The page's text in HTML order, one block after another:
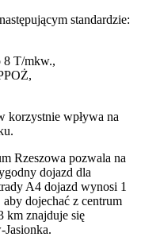
standardzie:
8 T/mkw.,
korzystnie wpływa na
Rzeszowa pozwala na
dojazd dla
A4 dojazd wynosi 1
aby dojechać z centrum
km znajduje się